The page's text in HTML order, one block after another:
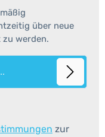
über neue
werden.
zur